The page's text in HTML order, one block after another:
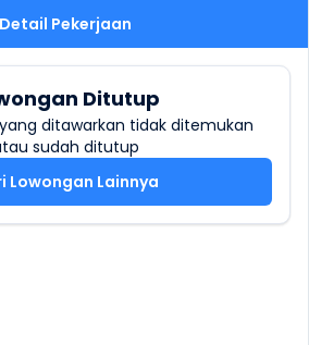
Detail Pekerjaan
Ditutup
ditawarkan tidak ditemukan
sudah ditutup
Lowongan Lainnya